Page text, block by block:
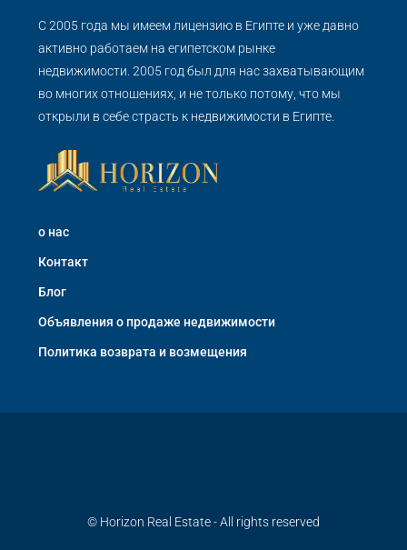
С 2005 года мы имеем лицензию в Египте и уже давно
активно работаем на египетском рынке
недвижимости. 2005 год был для нас захватывающим
во многих отношениях, и не только потому, что мы
открыли в себе страсть к недвижимости в Египте.
о нас
Контакт
Блог
Объявления о продаже недвижимости
Политика возврата и возмещения
© Horizon Real Estate - All rights reserved